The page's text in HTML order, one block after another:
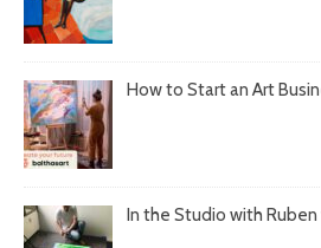
How to Start an Art
In the Studio with